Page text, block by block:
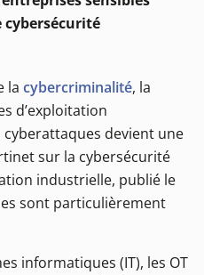
cybersécurité
la cybercriminalité, la
d’exploitation
devient une
sur la cybersécurité
industrielle, publié le
sont particulièrement
informatiques (IT), les OT